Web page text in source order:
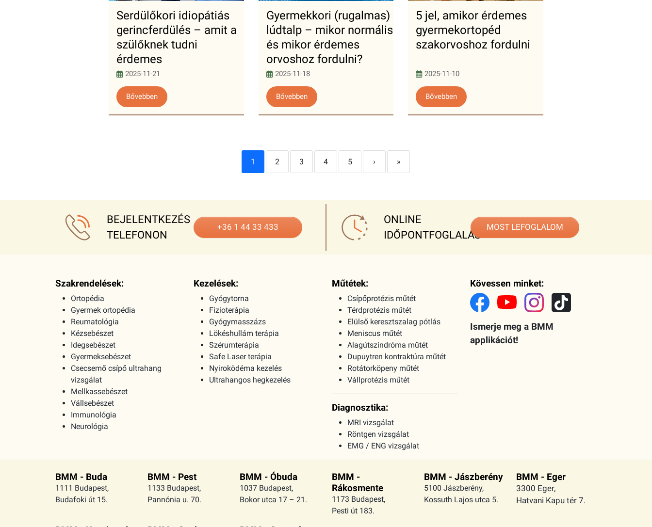
Serdülőkori idiopátiás
gerincferdülés – amit a
szülőknek tudni
érdemes
2025-11-21
Bővebben
Gyermekkori (rugalmas)
lúdtalp – mikor normális
és mikor érdemes
orvoshoz fordulni?
2025-11-18
Bővebben
5 jel, amikor érdemes
gyermekortopéd
szakorvoshoz fordulni
2025-11-10
Bővebben
1 2 3 4 5 › »
BEJELENTKEZÉS
TELEFONON
+36 1 44 33 433
ONLINE
IDŐPONTFOGLALÁS
MOST LEFOGLALOM
Szakrendelések:
Ortopédia
Gyermek ortopédia
Reumatológia
Kézsebészet
Idegsebészet
Gyermeksebészet
Csecsemő csípő ultrahang
vizsgálat
Mellkassebészet
Vállsebészet
Immunológia
Neurológia
Kezelések:
Gyógytorna
Fizioterápia
Gyógymasszázs
Lökéshullám terápia
Szérumterápia
Safe Laser terápia
Nyiroködéma kezelés
Ultrahangos hegkezelés
Műtétek:
Csípőprotézis műtét
Térdprotézis műtét
Elülső keresztszalag pótlás
Meniscus műtét
Alagútszindróma műtét
Dupuytren kontraktúra műtét
Rotátorköpeny műtét
Vállprotézis műtét
Diagnosztika:
MRI vizsgálat
Röntgen vizsgálat
EMG / ENG vizsgálat
Kövessen minket:
Ismerje meg a BMM
applikációt!
BMM - Buda
1111 Budapest,
Budafoki út 15.
BMM - Pest
1133 Budapest,
Pannónia u. 70.
BMM - Óbuda
1037 Budapest,
Bokor utca 17 – 21.
BMM -
Rákosmente
1173 Budapest,
Pesti út 183.
BMM - Jászberény
5100 Jászberény,
Kossuth Lajos utca 5.
BMM - Eger
3300 Eger,
Hatvani Kapu tér 7.